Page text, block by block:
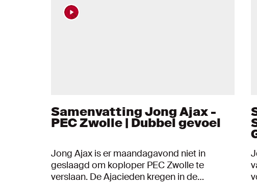
Samenvatting Jong Ajax -
PEC Zwolle | Dubbel gevoel
Jong Ajax is er maandagavond niet in
geslaagd om koploper PEC Zwolle te
verslaan. De Ajacieden kregen in de